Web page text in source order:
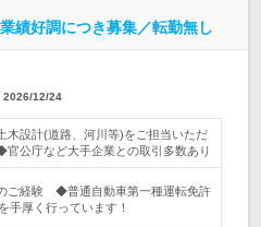
績好調につき募集／転勤無し
2026/12/24
木設計(道路、河川等)をご担当いただ
公庁など大手企業との取引多数あり
ご経験 ◆普通自動車第一種運転免許
手厚く行っています！